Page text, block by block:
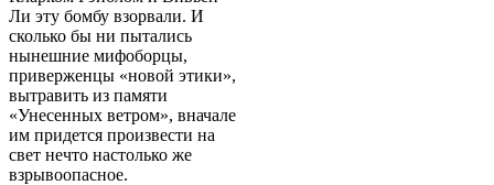
Ли эту бомбу взорвали. И
сколько бы ни пытались
нынешние мифоборцы,
приверженцы «новой этики»,
вытравить из памяти
«Унесенных ветром», вначале
им придется произвести на
свет нечто настолько же
взрывоопасное.